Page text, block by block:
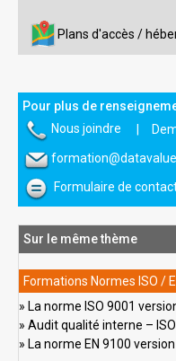
Plans d'accès /
Pour plus de
Nous joindre |
Formulaire de
Sur le même thème
Formations Normes ISO /
La norme ISO 9001
Audit qualité interne –
La norme EN 9100